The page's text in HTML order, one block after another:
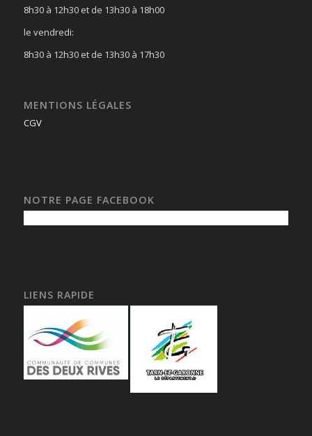
8h30 à 12h30 et de 13h30 à 18h00
le vendredi:
8h30 à 12h30 et de 13h30 à 17h30
MENTIONS LÉGALES
CGV
NOTRE PAGE FACEBOOK
LIENS RAPIDE